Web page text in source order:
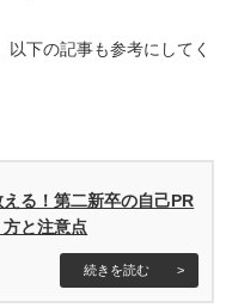
下の記事も参考にしてく
る！第二新卒の自己PR
と注意点